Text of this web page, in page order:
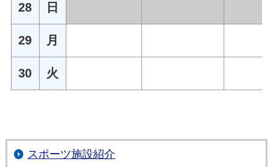
28 日
29 月
30 火
スポーツ施設紹介